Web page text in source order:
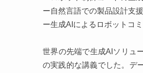
ー自然言語での製品設計支援
ー生成AIによるロボットコ
世界の先端で生成AIソリュ
の実践的な講義でした。デ